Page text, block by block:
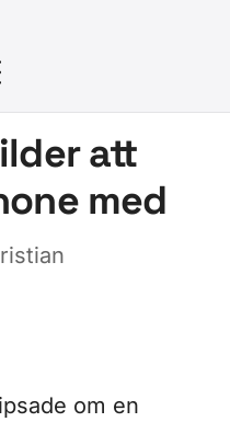
MENY
att
med
om en